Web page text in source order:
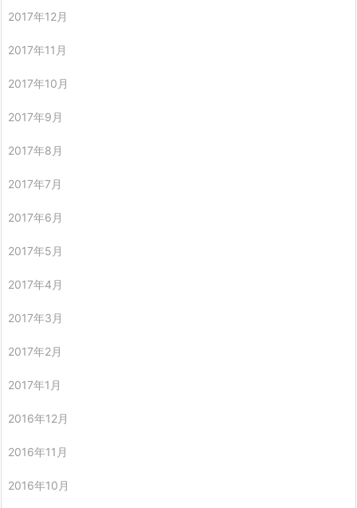
2017年12月
2017年11月
2017年10月
2017年9月
2017年8月
2017年7月
2017年6月
2017年5月
2017年4月
2017年3月
2017年2月
2017年1月
2016年12月
2016年11月
2016年10月